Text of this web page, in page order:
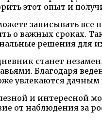
этот опыт и
записывать все
о важных сроках.
решения для
станет
Благодаря
увлекаются дачным
и интересной
от наблюдения за